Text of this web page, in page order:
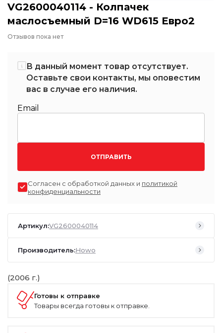
VG2600040114 - Колпачек
маслосъемный D=16 WD615 Евро2
Отзывов пока нет
В данный момент товар отсутствует.
Оставьте свои контакты, мы оповестим
вас в случае его наличия.
Email
ОТПРАВИТЬ
Согласен с обработкой данных и политикой
конфиденциальности
Артикул:VG2600040114
Производитель:Howo
(2006 г.)
Готовы к отправке
Товары всегда готовы к отправке.